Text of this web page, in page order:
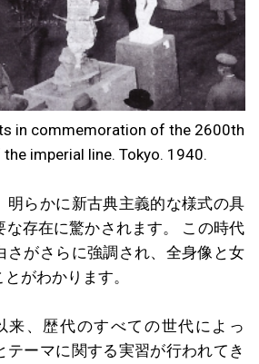
in commemoration of the 2600th
imperial line. Tokyo. 1940.
明らかに新古典主義的な様式の具
な存在に驚かされます。 この時代
さがさらに強調され、全身像と女
がわかります。
来、歴代のすべての世代によっ
テーマに関する実習が行われてき